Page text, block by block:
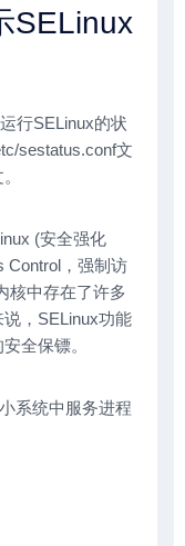
SELinux
行SELinux的状
sestatus.conf文
(安全强化
Control，强制访
核中存在了许多
，SELinux功能
全保镖。
系统中服务进程